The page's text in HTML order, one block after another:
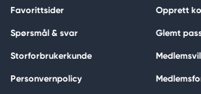
Favorittsider
Spørsmål & svar
Storforbrukerkunde
Personvernpolicy
Opprett
Glemt